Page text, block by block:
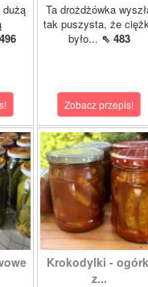
dużą
Ta drożdżówka
tak puszysta, że
było... ⇖ 483
Zobacz przepis!
Krokodylki -
z...